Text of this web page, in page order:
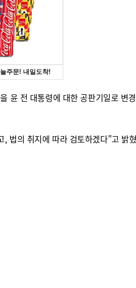
전 대통령에 대한 공판기일로 변
법의 취지에 따라 검토하겠다"고 밝